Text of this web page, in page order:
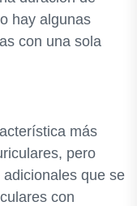
hay algunas
con una sola
más
pero
que se
con